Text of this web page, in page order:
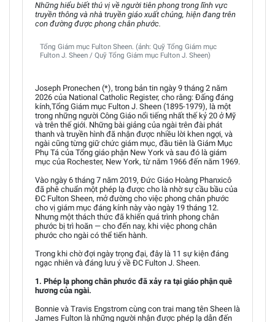
Những hiểu biết thú vị về người tiên phong trong lĩnh vực
truyền thông và nhà truyền giáo xuất chúng, hiện đang trên
con đường được phong chân phước.
Tổng Giám mục Fulton Sheen. (ảnh: Quỹ Tổng Giám mục
Fulton J. Sheen / Quỹ Tổng Giám mục Fulton J. Sheen)
Joseph Pronechen (*), trong bản tin ngày 9 tháng 2 năm
2026 của National Catholic Register, cho rằng: Đấng đáng
kính,Tổng Giám mục Fulton J. Sheen (1895-1979), là một
trong những người Công Giáo nổi tiếng nhất thế kỷ 20 ở Mỹ
và trên thế giới. Những bài giảng của ngài trên đài phát
thanh và truyền hình đã nhận được nhiều lời khen ngợi, và
ngài cũng từng giữ chức giám mục, đầu tiên là Giám Mục
Phụ Tá của Tổng giáo phận New York và sau đó là giám
mục của Rochester, New York, từ năm 1966 đến năm 1969.
Vào ngày 6 tháng 7 năm 2019, Đức Giáo Hoàng Phanxicô
đã phê chuẩn một phép lạ được cho là nhờ sự cầu bầu của
ĐC Fulton Sheen, mở đường cho việc phong chân phước
cho vị giám mục đáng kính này vào ngày 19 tháng 12.
Nhưng một thách thức đã khiến quá trình phong chân
phước bị trì hoãn — cho đến nay, khi việc phong chân
phước cho ngài có thể tiến hành.
Trong khi chờ đợi ngày trọng đại, đây là 11 sự kiện đáng
ngạc nhiên và đáng lưu ý về ĐC Fulton J. Sheen.
1. Phép lạ phong chân phước đã xảy ra tại giáo phận quê
hương của ngài.
Bonnie và Travis Engstrom cùng con trai mang tên Sheen là
James Fulton là những người nhận được phép lạ dẫn đến